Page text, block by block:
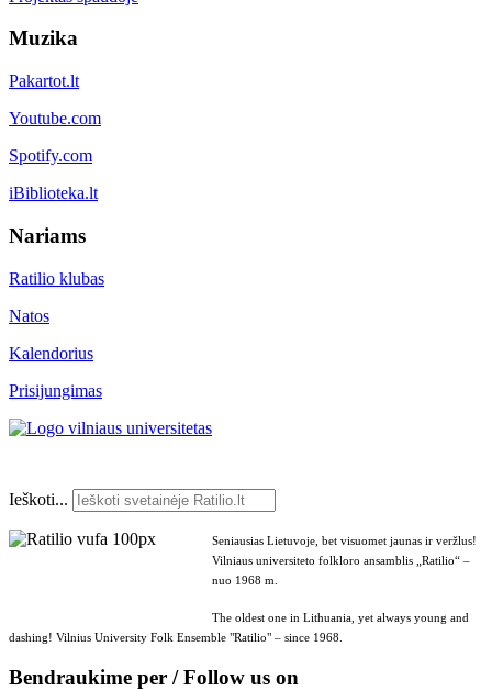
Muzika
Pakartot.lt
Youtube.com
Spotify.com
iBiblioteka.lt
Nariams
Ratilio klubas
Natos
Kalendorius
Prisijungimas
Ieškoti...
Seniausias Lietuvoje, bet visuomet jaunas ir veržlus!
Vilniaus universiteto folkloro ansamblis „Ratilio“ –
nuo 1968 m.
The oldest one in Lithuania, yet always young and
dashing! Vilnius University Folk Ensemble "Ratilio" – since 1968.
Bendraukime per / Follow us on